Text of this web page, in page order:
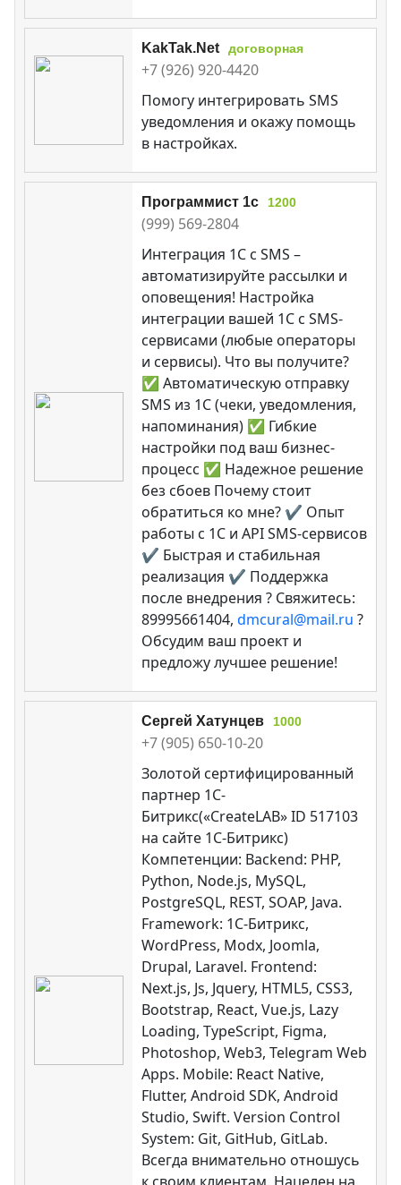
KakTak.Net договорная
+7 (926) 920-4420
Помогу интегрировать SMS
уведомления и окажу помощь
в настройках.
Программист 1с 1200
(999) 569-2804
Интеграция 1С с SMS –
автоматизируйте рассылки и
оповещения! Настройка
интеграции вашей 1С с SMS-
сервисами (любые операторы
и сервисы). Что вы получите?
✅ Автоматическую отправку
SMS из 1С (чеки, уведомления,
напоминания) ✅ Гибкие
настройки под ваш бизнес-
процесс ✅ Надежное решение
без сбоев Почему стоит
обратиться ко мне? ✔ Опыт
работы с 1С и API SMS-сервисов
✔ Быстрая и стабильная
реализация ✔ Поддержка
после внедрения ? Свяжитесь:
89995661404, dmcural@mail.ru ?
Обсудим ваш проект и
предложу лучшее решение!
Сергей Хатунцев 1000
+7 (905) 650-10-20
Золотой сертифицированный
партнер 1С-
Битрикс(«CreateLAB» ID 517103
на сайте 1С-Битрикс)
Компетенции: Backend: PHP,
Python, Node.js, MySQL,
PostgreSQL, REST, SOAP, Java.
Framework: 1C-Битрикс,
WordPress, Modx, Joomla,
Drupal, Laravel. Frontend:
Next.js, Js, Jquery, HTML5, CSS3,
Bootstrap, React, Vue.js, Lazy
Loading, TypeScript, Figma,
Photoshop, Web3, Telegram Web
Apps. Mobile: React Native,
Flutter, Android SDK, Android
Studio, Swift. Version Control
System: Git, GitHub, GitLab.
Всегда внимательно отношусь